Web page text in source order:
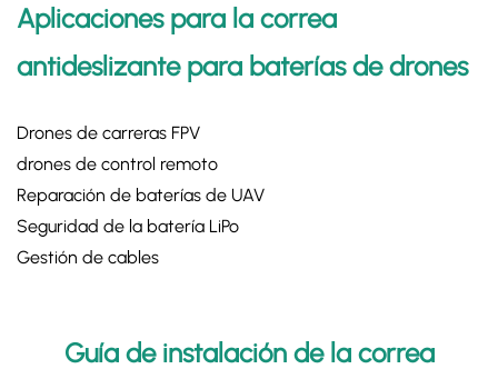
Aplicaciones para la correa
antideslizante para baterías de drones
Drones de carreras FPV
drones de control remoto
Reparación de baterías de UAV
Seguridad de la batería LiPo
Gestión de cables
Guía de instalación de la correa